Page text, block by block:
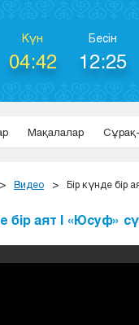
Күн
04:42
Бесін
12:25
Мақалалар
Видео Бір күнде бір
бір аят | «Юсуф»